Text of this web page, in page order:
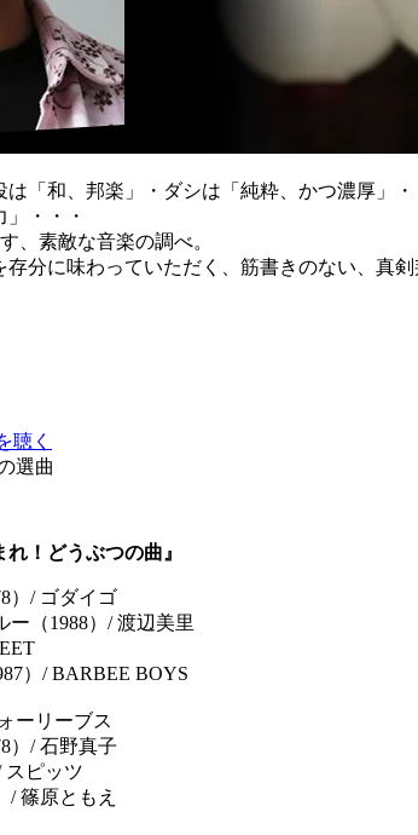
「和、邦楽」・ダシは「純粋、かつ濃厚」・
・・・
、素敵な音楽の調べ。
分に味わっていただく、筋書きのない、真剣
聴く
選曲
！どうぶつの曲』
）/ ゴダイゴ
（1988）/ 渡辺美里
）/ BARBEE BOYS
ーリーブス
）/ 石野真子
スピッツ
/ 篠原ともえ